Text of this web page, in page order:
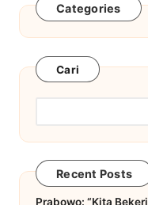
Categories
Cari
Recent Posts
Prabowo: “Kita